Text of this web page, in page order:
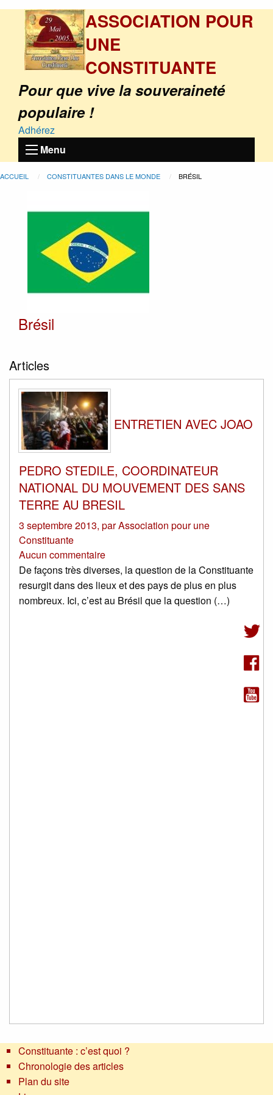
ASSOCIATION POUR
UNE
CONSTITUANTE
Pour que vive la souveraineté
populaire !
Adhérez
Menu
ACCUEIL CONSTITUANTES DANS LE MONDE BRÉSIL
Brésil
Articles
ENTRETIEN AVEC JOAO
PEDRO STEDILE, COORDINATEUR
NATIONAL DU MOUVEMENT DES SANS
TERRE AU BRESIL
3 septembre 2013, parAssociation pour une
Constituante
Aucun commentaire
De façons très diverses, la question de la Constituante
resurgit dans des lieux et des pays de plus en plus
nombreux. Ici, c’est au Brésil que la question (…)
Constituante : c’est quoi ?
Chronologie des articles
Plan du site